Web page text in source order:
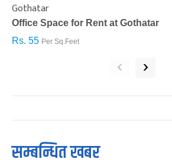
Gothatar
Office Space for Rent at Gothatar
Rs. 55 Per Sq.Feet
‹ ›
सम्बन्धित खबर